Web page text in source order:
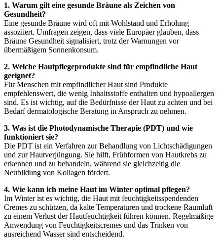
1. Warum gilt eine gesunde Bräune als Zeichen von
Gesundheit?
Eine gesunde Bräune wird oft mit Wohlstand und Erholung
assoziiert. Umfragen zeigen, dass viele Europäer glauben, dass
Bräune Gesundheit signalisiert, trotz der Warnungen vor
übermäßigem Sonnenkonsum.
2. Welche Hautpflegeprodukte sind für empfindliche Haut
geeignet?
Für Menschen mit empfindlicher Haut sind Produkte
empfehlenswert, die wenig Inhaltsstoffe enthalten und hypoallergen
sind. Es ist wichtig, auf die Bedürfnisse der Haut zu achten und bei
Bedarf dermatologische Beratung in Anspruch zu nehmen.
3. Was ist die Photodynamische Therapie (PDT) und wie
funktioniert sie?
Die PDT ist ein Verfahren zur Behandlung von Lichtschädigungen
und zur Hautverjüngung. Sie hilft, Frühformen von Hautkrebs zu
erkennen und zu behandeln, während sie gleichzeitig die
Neubildung von Kollagen fördert.
4. Wie kann ich meine Haut im Winter optimal pflegen?
Im Winter ist es wichtig, die Haut mit feuchtigkeitsspendenden
Cremes zu schützen, da kalte Temperaturen und trockene Raumluft
zu einem Verlust der Hautfeuchtigkeit führen können. Regelmäßige
Anwendung von Feuchtigkeitscremes und das Trinken von
ausreichend Wasser sind entscheidend.